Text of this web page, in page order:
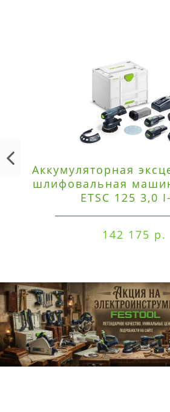
Аккумуляторная
шлифовальная
ETSC 125 3,0
142 175 р.